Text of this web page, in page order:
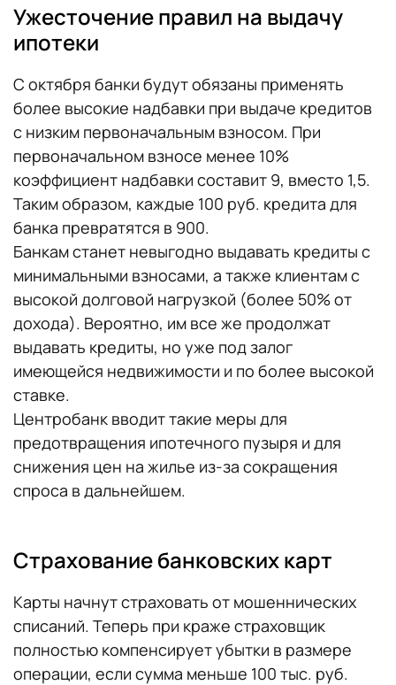
Ужесточение правил на выдачу
ипотеки
С октября банки будут обязаны применять
более высокие надбавки при выдаче кредитов
с низким первоначальным взносом. При
первоначальном взносе менее 10%
коэффициент надбавки составит 9, вместо 1,5.
Таким образом, каждые 100 руб. кредита для
банка превратятся в 900.
Банкам станет невыгодно выдавать кредиты с
минимальными взносами, а также клиентам с
высокой долговой нагрузкой (более 50% от
дохода). Вероятно, им все же продолжат
выдавать кредиты, но уже под залог
имеющейся недвижимости и по более высокой
ставке.
Центробанк вводит такие меры для
предотвращения ипотечного пузыря и для
снижения цен на жилье из-за сокращения
спроса в дальнейшем.
Страхование банковских карт
Карты начнут страховать от мошеннических
списаний. Теперь при краже страховщик
полностью компенсирует убытки в размере
операции, если сумма меньше 100 тыс. руб.